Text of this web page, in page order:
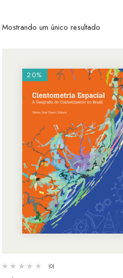
Mostrando um único resultado
20%
(0)